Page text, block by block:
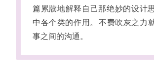
篇累牍地解释自己那绝妙的设计
中各个类的作用。
不费吹灰之力
事之间的沟通。